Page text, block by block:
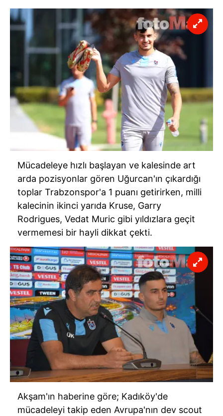
Mücadeleye hızlı başlayan ve kalesinde art
arda pozisyonlar gören Uğurcan'ın çıkardığı
toplar Trabzonspor'a 1 puanı getirirken, milli
kalecinin ikinci yarıda Kruse, Garry
Rodrigues, Vedat Muric gibi yıldızlara geçit
vermemesi bir hayli dikkat çekti.
Akşam'ın haberine göre; Kadıköy'de
mücadeleyi takip eden Avrupa'nın dev scout